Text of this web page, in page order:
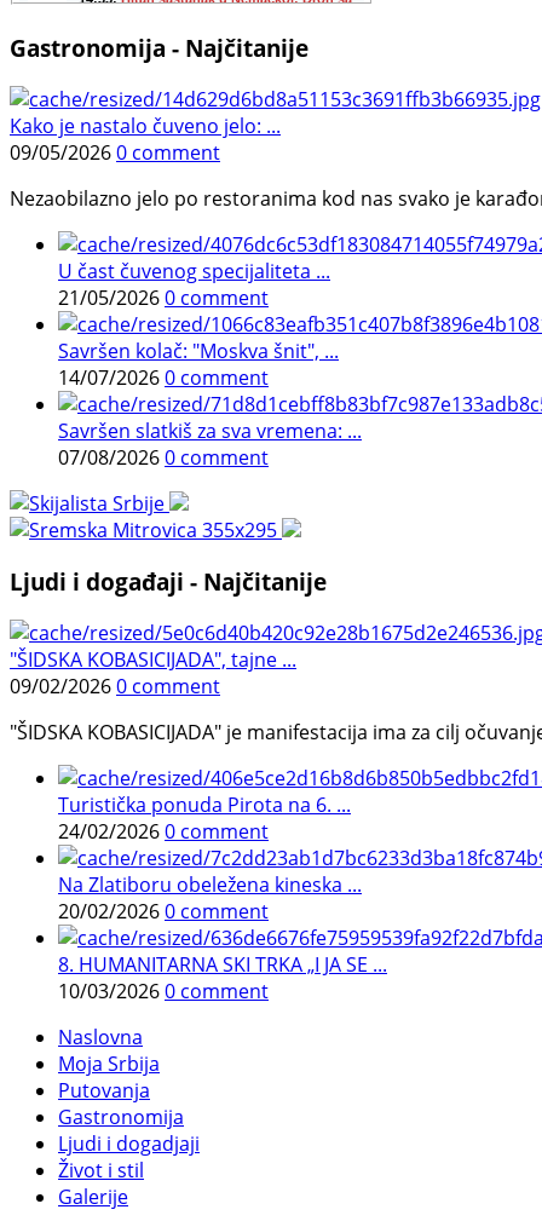
Gastronomija - Najčitanije
Kako je nastalo čuveno jelo: ...
09/05/20260 comment
Nezaobilazno jelo po restoranima kod nas svako je
U čast čuvenog specijaliteta ...
21/05/20260 comment
Savršen kolač: "Moskva šnit", ...
14/07/20260 comment
Savršen slatkiš za sva vremena: ...
07/08/20260 comment
Ljudi i događaji - Najčitanije
"ŠIDSKA KOBASICIJADA", tajne ...
09/02/20260 comment
"ŠIDSKA KOBASICIJADA" je manifestacija ima za cilj
Turistička ponuda Pirota na 6. ...
24/02/20260 comment
Na Zlatiboru obeležena kineska ...
20/02/20260 comment
8. HUMANITARNA SKI TRKA „I JA SE ...
10/03/20260 comment
Naslovna
Moja Srbija
Putovanja
Gastronomija
Ljudi i dogadjaji
Život i stil
Galerije